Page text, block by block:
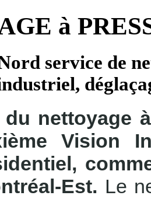
à
service de
du nettoyage
Vision
Est. Le